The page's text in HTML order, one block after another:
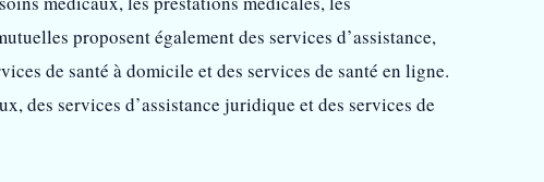
proposent également des services d’assistance,
de santé à domicile et des services de santé en ligne.
des services d’assistance juridique et des services de